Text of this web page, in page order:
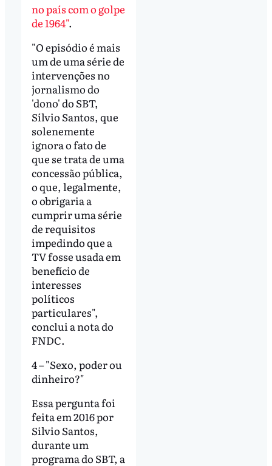
no país com o golpe
de 1964".
"O episódio é mais
um de uma série de
intervenções no
jornalismo do
'dono' do SBT,
Sílvio Santos, que
solenemente
ignora o fato de
que se trata de uma
concessão pública,
o que, legalmente,
o obrigaria a
cumprir uma série
de requisitos
impedindo que a
TV fosse usada em
benefício de
interesses
políticos
particulares",
conclui a nota do
FNDC.
4 – "Sexo, poder ou
dinheiro?"
Essa pergunta foi
feita em 2016 por
Silvio Santos,
durante um
programa do SBT, a